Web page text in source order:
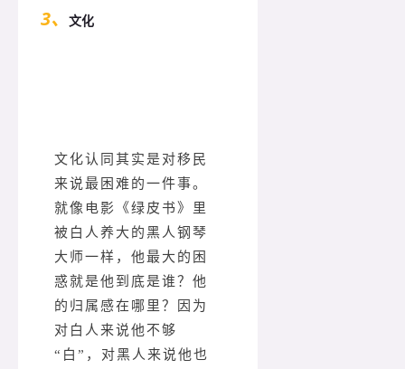
3、 文化
文化认同其实是对移民
来说最困难的一件事。
就像电影《绿皮书》里
被白人养大的黑人钢琴
大师一样，他最大的困
惑就是他到底是谁？他
的归属感在哪里？因为
对白人来说他不够
“白”，对黑人来说他也